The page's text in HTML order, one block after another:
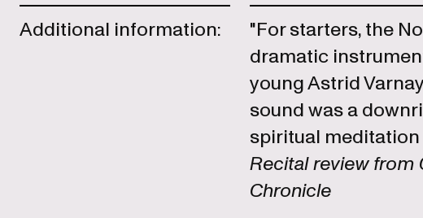
Additional information:
"For starters, the
dramatic
young Astrid
sound was a
spiritual meditation
Recital review from
Chronicle